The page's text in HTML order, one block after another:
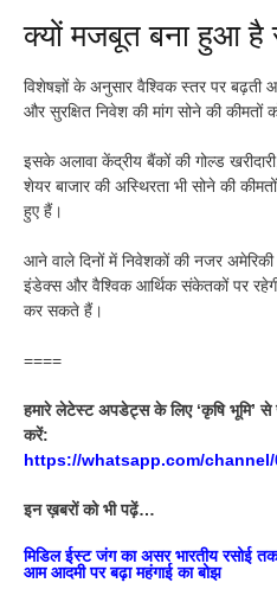
क्यों मजबूत बना हुआ है
विशेषज्ञों के अनुसार वैश्विक स्तर पर बढ़ती
और सुरक्षित निवेश की मांग सोने की कीमतों
इसके अलावा केंद्रीय बैंकों की गोल्ड
शेयर बाजार की अस्थिरता भी सोने की
हुए हैं।
आने वाले दिनों में निवेशकों की नजर अमेरिकी
इंडेक्स और वैश्विक आर्थिक संकेतकों पर
कर सकते हैं।
====
हमारे लेटेस्ट अपडेट्स के लिए ‘कृषि
करें:
https://whatsapp.com/channel/
इन ख़बरों को भी पढ़ें…
मिडिल ईस्ट जंग का असर भारतीय रसोई
आम आदमी पर बढ़ा महंगाई का बोझ